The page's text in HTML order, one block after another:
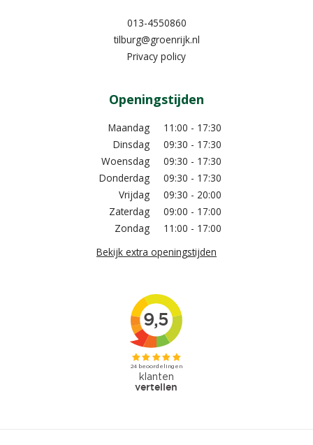
013-4550860
tilburg@groenrijk.nl
Privacy policy
Openingstijden
Maandag
11:00 - 17:30
Dinsdag
09:30 - 17:30
Woensdag
09:30 - 17:30
Donderdag
09:30 - 17:30
Vrijdag
09:30 - 20:00
Zaterdag
09:00 - 17:00
Zondag
11:00 - 17:00
Bekijk extra openingstijden